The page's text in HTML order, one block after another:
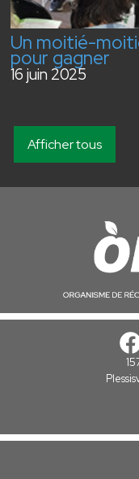
Un moitié-
pour gagner
16 juin 2025
Afficher tous